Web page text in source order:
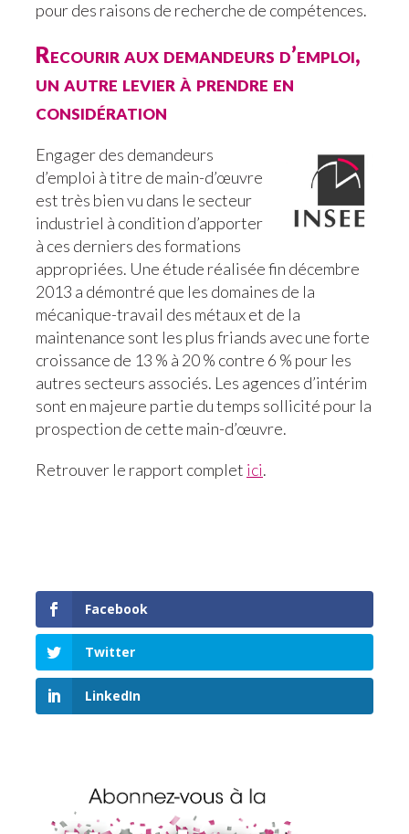
pour des raisons de recherche de compétences.
Recourir aux demandeurs d’emploi,
un autre levier à prendre en
considération
Engager des demandeurs
d’emploi à titre de main-d’œuvre
est très bien vu dans le secteur
industriel à condition d’apporter
à ces derniers des formations
appropriées. Une étude réalisée fin décembre
2013 a démontré que les domaines de la
mécanique-travail des métaux et de la
maintenance sont les plus friands avec une forte
croissance de 13 % à 20 % contre 6 % pour les
autres secteurs associés. Les agences d’intérim
sont en majeure partie du temps sollicité pour la
prospection de cette main-d’œuvre.
Retrouver le rapport complet ici.
Facebook
Twitter
LinkedIn